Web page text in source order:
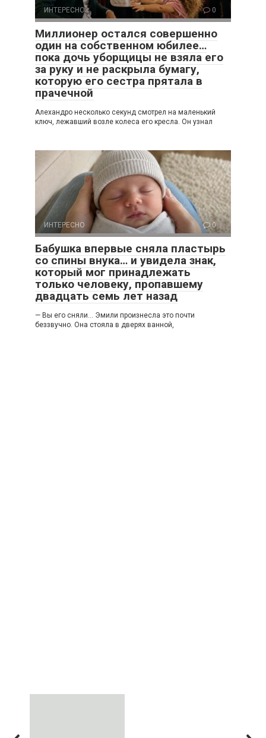
ИНТЕРЕСНО 0
Миллионер остался совершенно
один на собственном юбилее…
пока дочь уборщицы не взяла его
за руку и не раскрыла бумагу,
которую его сестра прятала в
прачечной
Алехандро несколько секунд смотрел на маленький
ключ, лежавший возле колеса его кресла. Он узнал
ИНТЕРЕСНО 0
Бабушка впервые сняла пластырь
со спины внука… и увидела знак,
который мог принадлежать
только человеку, пропавшему
двадцать семь лет назад
— Вы его сняли… Эмили произнесла это почти
беззвучно. Она стояла в дверях ванной,